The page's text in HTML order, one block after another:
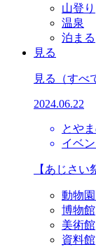
山登り
温泉
泊まる
見る
見る （すべ
2024.06.22
とや
イベン
【あじさ
動物
博物館
美術館
資料館